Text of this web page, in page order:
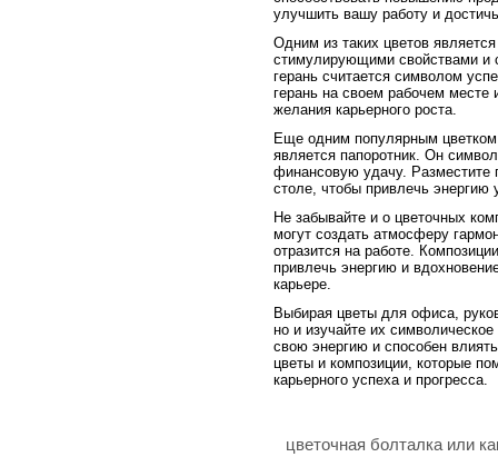
улучшить вашу работу и
Одним из таких цветов
стимулирующими свойствами и
герань считается символом
герань на своем рабочем месте
желания карьерного роста.
Еще одним популярным
является папоротник. Он
финансовую удачу. Разместите
столе, чтобы привлечь энергию
Не забывайте и о цветочных
могут создать атмосферу
отразится на работе.
привлечь энергию и
карьере.
Выбирая цветы для офиса,
но и изучайте их
свою энергию и способен
цветы и композиции, которые
карьерного успеха и прогресса.
цветочная болталка или